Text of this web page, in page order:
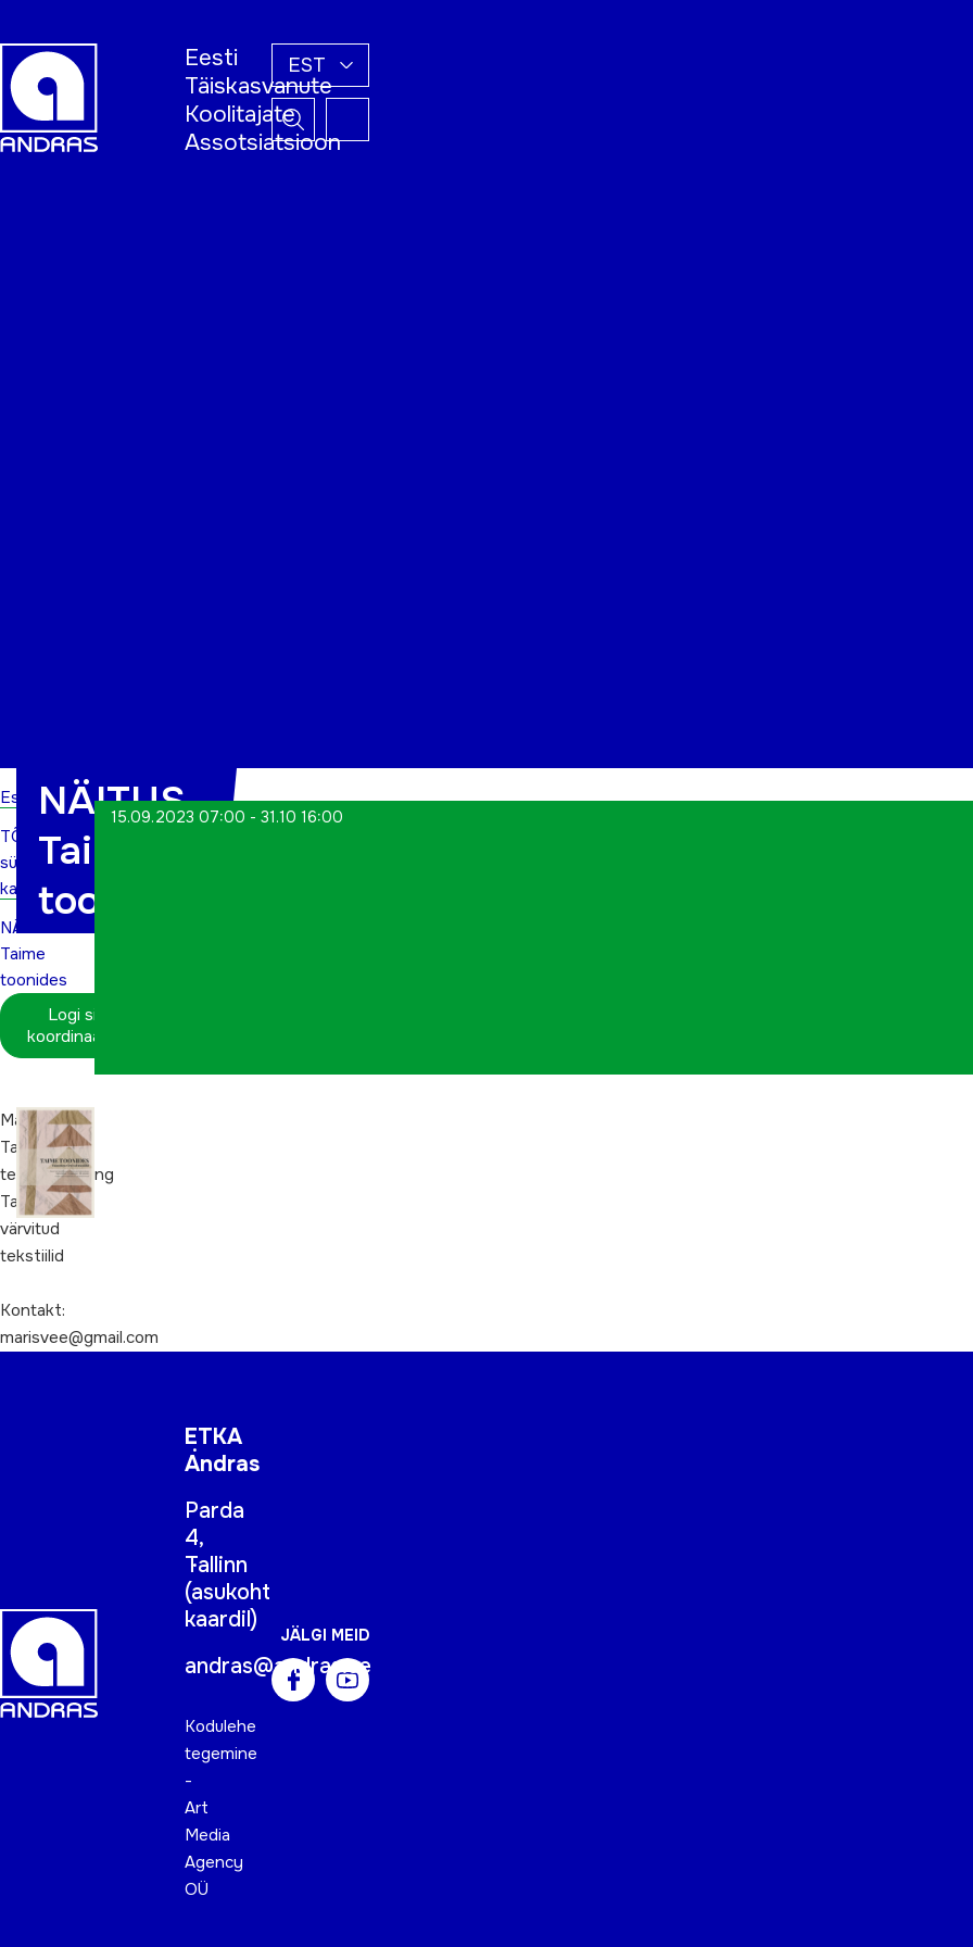
Eesti
Täiskasvanute
Koolitajate
Assotsiatsioon
EST
Esileht
TÕN
sündmuste
kalender
NÄITUS
Taime
toonides
Logi sisse
koordinaatorina
NÄITUS
Taime
toonides
15.09.2023 07:00 - 31.10 16:00
Maris
Tauli
tekstiililooming
Taimedega
värvitud
tekstiilid
Kontakt:
marisvee@gmail.com
ETKA
Andras
Parda
4,
Tallinn
(asukoht
kaardil)
andras@andras.ee
Kodulehe
tegemine
-
Art
Media
Agency
OÜ
JÄLGI MEID